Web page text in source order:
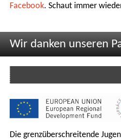
Facebook. Schaut immer
Wir danken unseren
Die grenzüberschreitende